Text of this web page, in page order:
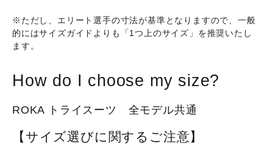
※ただし、エリート選手の寸法が基準となりますので、一般
的にはサイズガイドよりも「1つ上のサイズ」を推奨いたし
ます。
How do I choose my size?
ROKA トライスーツ 全モデル共通
【サイズ選びに関するご注意】